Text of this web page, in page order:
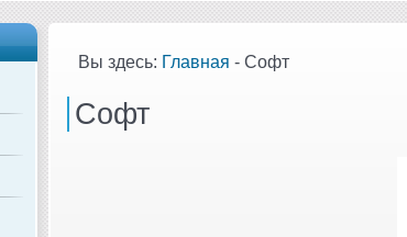
Вы здесь: Главная - Софт
Софт